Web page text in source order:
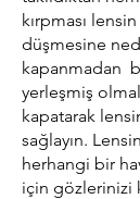
kırpması
düşmesine
kapanmadan
yerleşmiş
kapatarak
sağlayın.
herhangi bir
için gözlerinizi